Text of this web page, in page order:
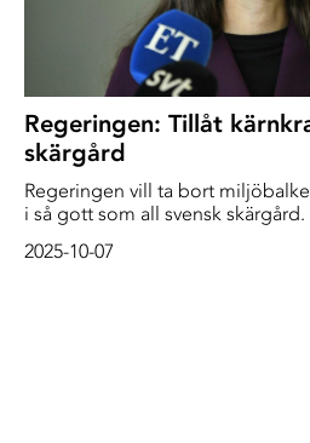
Regeringen: Tillåt
skärgård
Regeringen vill ta bort
i så gott som all svensk skärgård. Detta skulle öppna för
Öland och Gotland samt i
2025-10-07